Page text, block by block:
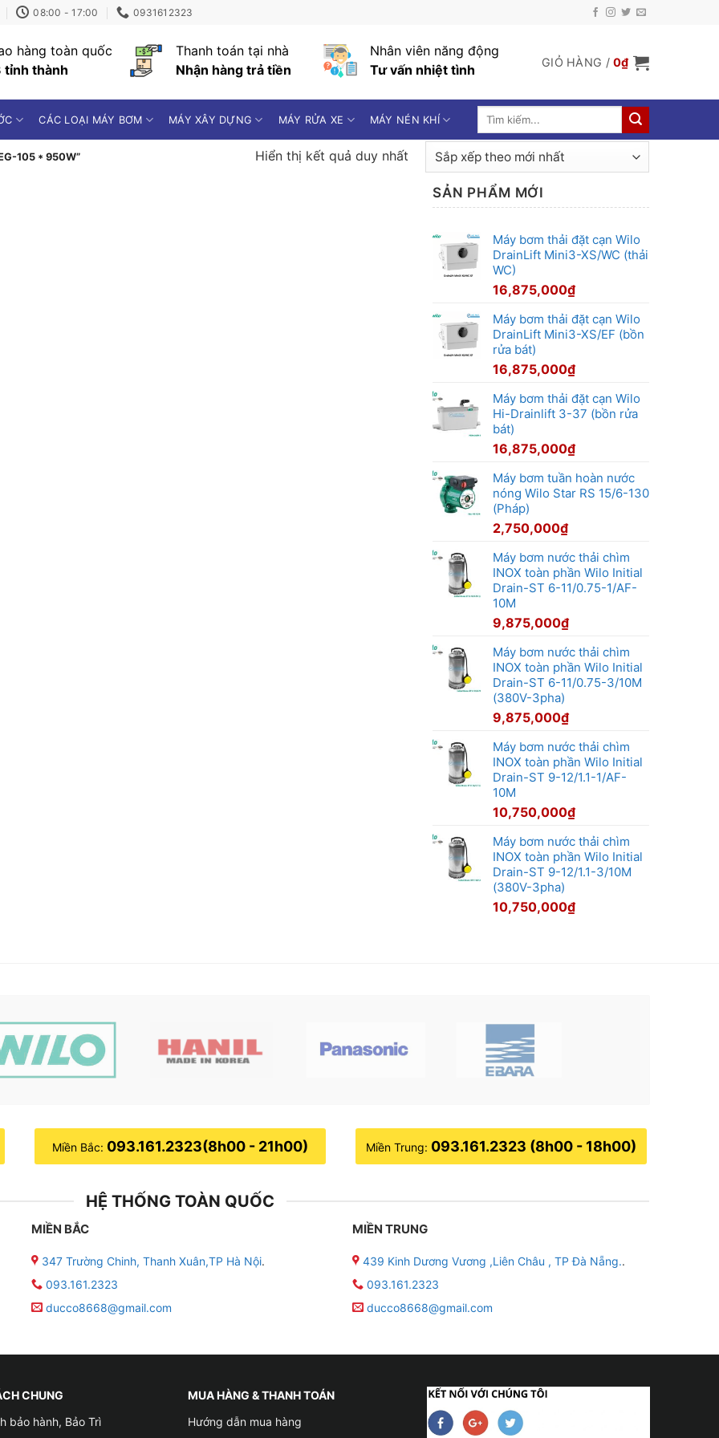
08:00 - 17:00 0931612323
hàng toàn quốc
tỉnh thành
Thanh toán tại nhà
Nhận hàng trả tiền
Nhân viên năng động
Tư vấn nhiệt tình
GIỎ HÀNG /0₫
CÁC LOẠI MÁY BƠM MÁY XÂY DỰNG MÁY RỬA XE MÁY NÉN KHÍ
Tìm
105 * 950W” Hiển thị kết quả duy nhất
SẢN PHẨM MỚI
Máy bơm thải đặt cạn Wilo
DrainLift Mini3-XS/WC (thải
WC)
16,875,000₫
Máy bơm thải đặt cạn Wilo
DrainLift Mini3-XS/EF (bồn
rửa bát)
16,875,000₫
Máy bơm thải đặt cạn Wilo
Hi-Drainlift 3-37 (bồn rửa
bát)
16,875,000₫
Máy bơm tuần hoàn nước
nóng Wilo Star RS 15/6-130
(Pháp)
2,750,000₫
Máy bơm nước thải chìm
INOX toàn phần Wilo Initial
Drain-ST 6-11/0.75-1/AF-
10M
9,875,000₫
Máy bơm nước thải chìm
INOX toàn phần Wilo Initial
Drain-ST 6-11/0.75-3/10M
(380V-3pha)
9,875,000₫
Máy bơm nước thải chìm
INOX toàn phần Wilo Initial
Drain-ST 9-12/1.1-1/AF-
10M
10,750,000₫
Máy bơm nước thải chìm
INOX toàn phần Wilo Initial
Drain-ST 9-12/1.1-3/10M
(380V-3pha)
10,750,000₫
Miền Bắc: 093.161.2323(8h00 - 21h00) Miền Trung: 093.161.2323 (8h00 - 18h00)
HỆ THỐNG TOÀN QUỐC
MIỀN BẮC
347 Trường Chinh, Thanh Xuân,TP Hà Nội.
093.161.2323
ducco8668@gmail.com
MIỀN TRUNG
439 Kinh Dương Vương ,Liên Châu , TP Đà Nẵng..
093.161.2323
ducco8668@gmail.com
CHUNG
bảo hành, Bảo Trì
MUA HÀNG & THANH TOÁN
Hướng dẫn mua hàng